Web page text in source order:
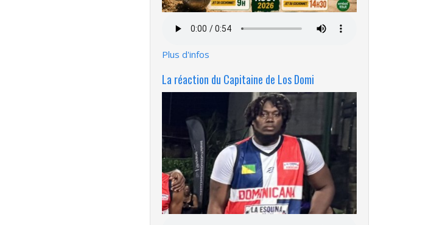
audio
Plus d'infos
La réaction du Capitaine de Los Domi